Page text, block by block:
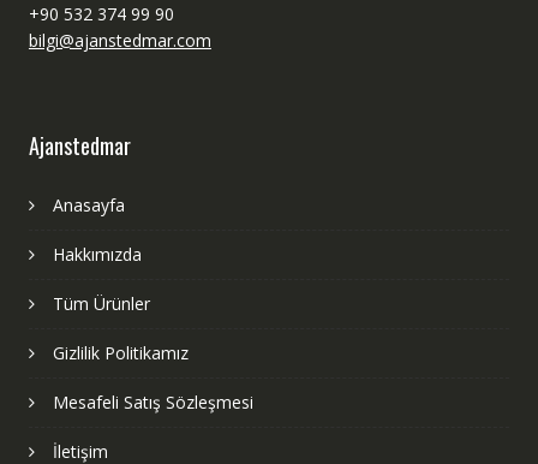
+90 532 374 99 90
bilgi@ajanstedmar.com
Ajanstedmar
Anasayfa
Hakkımızda
Tüm Ürünler
Gizlilik Politikamız
Mesafeli Satış Sözleşmesi
İletişim